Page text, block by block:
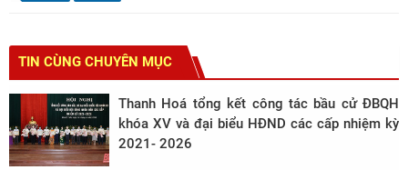
TIN CÙNG CHUYÊN MỤC
Thanh Hoá tổng kết công tác bầu cử ĐBQH
khóa XV và đại biểu HĐND các cấp nhiệm kỳ
2021- 2026